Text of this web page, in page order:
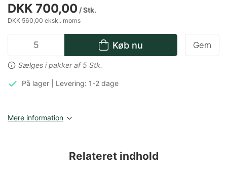
DKK 700,00 / Stk.
DKK 560,00 ekskl. moms
Køb nu
Sælges i pakker af 5 Stk.
Gem
På lager | Levering: 1-2 dage
Mere information
Relateret indhold